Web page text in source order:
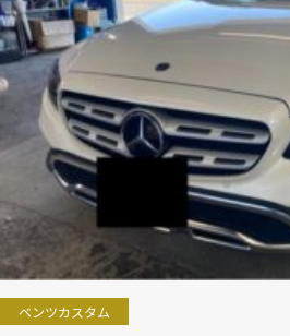
ベンツカスタム